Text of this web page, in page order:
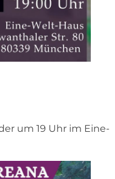
um 19 Uhr im Eine-